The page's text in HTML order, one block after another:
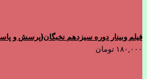
فیلم وبینار دوره سیزدهم نخبگان{پرسش و
۱۸۰,۰۰۰ تومان